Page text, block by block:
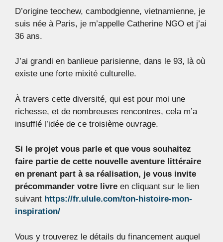
D’origine teochew, cambodgienne, vietnamienne, je
suis née à Paris, je m’appelle Catherine NGO et j’ai
36 ans.
J’ai grandi en banlieue parisienne, dans le 93, là où
existe une forte mixité culturelle.
À travers cette diversité, qui est pour moi une
richesse, et de nombreuses rencontres, cela m’a
insufflé l’idée de ce troisième ouvrage.
Si le projet vous parle et que vous souhaitez
faire partie de cette nouvelle aventure littéraire
en prenant part à sa réalisation, je vous invite
précommander votre livre en cliquant sur le lien
suivant https://fr.ulule.com/ton-histoire-mon-
inspiration/
Vous y trouverez le détails du financement auquel